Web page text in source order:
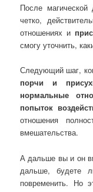
После магической
четко,
отношениях и
смогу уточнить,
Следующий шаг,
порчи и
нормальные
попыток
отношения
вмешательства.
А дальше вы и он
дальше, будете
повременить. Но